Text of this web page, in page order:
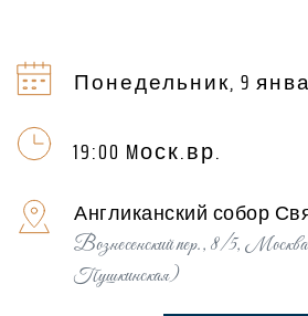
Понедельник, 9
19:00 Mоск.вр.
Англиканский собор
Вознесенский пер., 8/5, Москва
Пушкинская)